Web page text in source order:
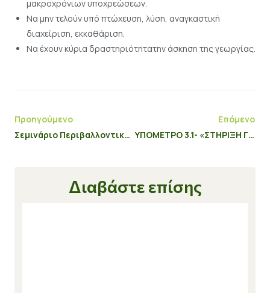
μακροχρόνιων υποχρεώσεων.
Να μην τελούν υπό πτώχευση, λύση, αναγκαστική
διαχείριση, εκκαθάριση.
Να έχουν κύρια δραστηριότητατην άσκηση της γεωργίας.
Προηγούμενο
Σεμινάριο Περιβαλλοντικής Διαχείρισης
Επόμενο
ΥΠΟΜΕΤΡΟ 3.1- «ΣΤΗΡΙΞΗ ΓΙΑ ΝΕΕΣ ΣΥΜΜΕΤΟΧΕΣ ΣΕ ΣΥΣΤΗΜΑΤΑ ΠΟΙΟΤΗΤΑΣ» του Προγράμματος Αγροτικής Ανάπτυξης (ΠΑΑ) 2014-2020
Διαβάστε επίσης